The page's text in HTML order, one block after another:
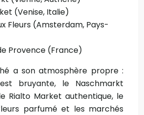
(Venise, Italie)
Fleurs (Amsterdam, Pays-
Provence (France)
a son atmosphère propre :
bruyante, le Naschmarkt
Rialto Market authentique, le
parfumé et les marchés